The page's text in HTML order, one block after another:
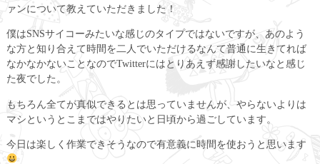
ァンについて教えていただきました！
僕はSNSサイコーみたいな感じのタイプではないですが、あのよう
な方と知り合えて時間を二人でいただけるなんて普通に生きてれば
なかなかないことなのでTwitterにはとりあえず感謝したいなと感じ
た夜でした。
もちろん全てが真似できるとは思っていませんが、やらないよりは
マシというとこまではやりたいと日頃から過ごしています。
今日は楽しく作業できそうなので有意義に時間を使おうと思います